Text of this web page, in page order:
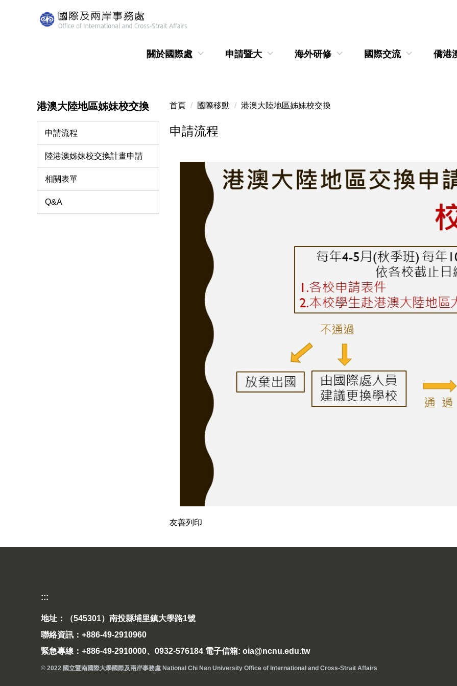
關於國際處 申請暨大 海外研修 國際交流 僑港
港澳大陸地區姊妹校交換
申請流程
陸港澳姊妹校交換計畫申請
相關表單
Q&A
首頁 國際移動 港澳大陸地區姊妹校交換
申請流程
友善列印
:::
地址：（545301）南投縣埔里鎮大學路1號
聯絡資訊：+886-49-2910960
緊急專線：+886-49-2910000、0932-576184 電子信箱: oia@ncnu.edu.tw
© 2022 國立暨南國際大學國際及兩岸事務處 National Chi Nan University Office of International and Cross-Strait Affairs